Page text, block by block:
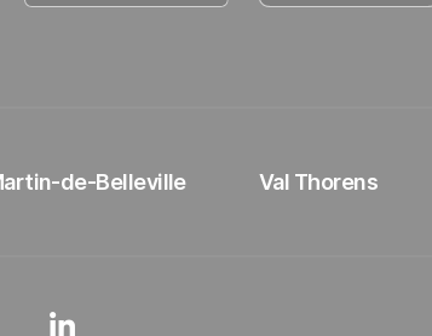
de-Belleville Val Thorens
ValléesLes 3 Vallées
LinkedIn Les 3 Vallées